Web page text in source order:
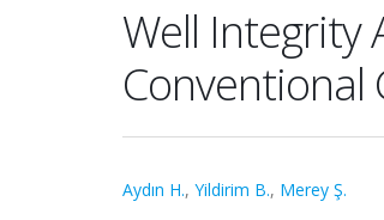
Well Integrity
Conventional
Aydın H., Yildirim B., Merey Ş.